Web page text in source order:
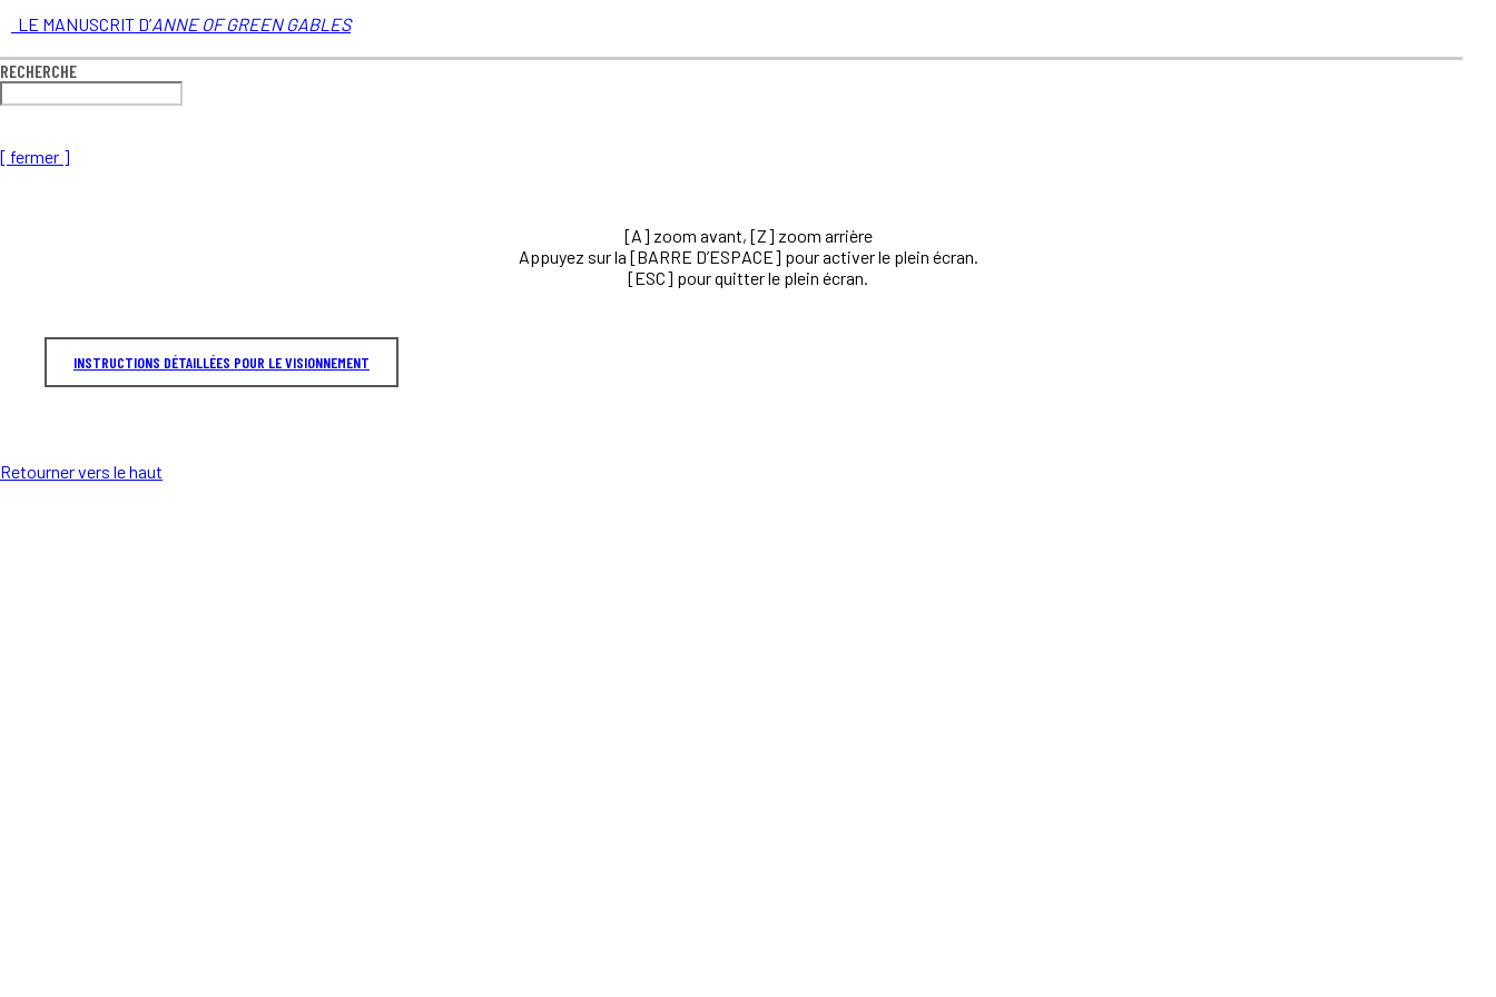
LE MANUSCRIT D’ANNE OF GREEN GABLES
RECHERCHE
[ fermer ]
[A] zoom avant, [Z] zoom arrière
Appuyez sur la [BARRE D’ESPACE] pour activer le plein écran.
[ESC] pour quitter le plein écran.
INSTRUCTIONS DÉTAILLÉES POUR LE VISIONNEMENT
Retourner vers le haut